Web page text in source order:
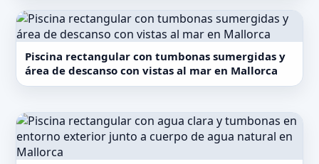
Piscina rectangular con tumbonas sumergidas y
área de descanso con vistas al mar en Mallorca